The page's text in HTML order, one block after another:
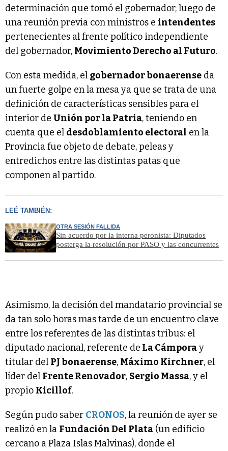
determinación que tomó el gobernador, luego de
una reunión previa con ministros e intendentes
pertenecientes al frente político independiente
del gobernador, Movimiento Derecho al Futuro.
Con esta medida, el gobernador bonaerense da
un fuerte golpe en la mesa ya que se trata de una
definición de características sensibles para el
interior de Unión por la Patria, teniendo en
cuenta que el desdoblamiento electoral en la
Provincia fue objeto de debate, peleas y
entredichos entre las distintas patas que
componen al partido.
LEÉ TAMBIÉN:
OTRA SESIÓN FALLIDA
Sin acuerdo por la interna peronista: Diputados
posterga la resolución por PASO y las concurrentes
Asimismo, la decisión del mandatario provincial se
da tan solo horas mas tarde de un encuentro clave
entre los referentes de las distintas tribus: el
diputado nacional, referente de La Cámporay
titular del PJ bonaerense, Máximo Kirchner, el
líder del Frente Renovador, Sergio Massa, y el
propio Kicillof.
Según pudo saber CRONOS, la reunión de ayer se
realizó en la Fundación Del Plata (un edificio
cercano a Plaza Islas Malvinas), donde el